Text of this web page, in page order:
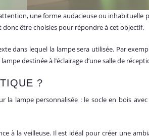
une forme audacieuse ou inhabituelle
donc être choisies pour répondre à cet objectif.
dans lequel la lampe sera utilisée. Par
destinée à l’éclairage d’une salle de
?
lampe personnalisée : le socle en bois avec
à la veilleuse. Il est idéal pour créer une